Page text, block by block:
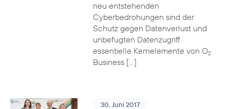
neu entstehenden
Cyberbedrohungen sind der
Schutz gegen Datenverlust und
unbefugten Datenzugriff
essentielle Kernelemente von O2
Business […]
30. Juni 2017